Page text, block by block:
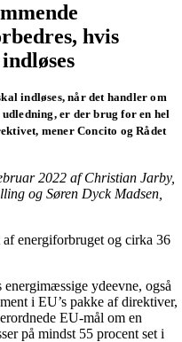
hvis
indløses, når det handler om
er der brug for en hel
mener Concito og Rådet
2022 af Christian Jarby,
og Søren Dyck Madsen,
energiforbruget og cirka 36
ydeevne, også
i EU’s pakke af direktiver,
EU-mål om en
på mindst 55 procent set i